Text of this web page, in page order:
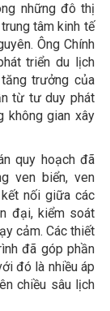
những đô thị
tâm kinh tế
Ông Chính
triển du lịch
trưởng của
từ tư duy phát
không gian xây
quy hoạch đã
ven biển, ven
nối giữa các
đại, kiểm soát
cảm. Các thiết
đã góp phần
đó là nhiều áp
chiều sâu lịch